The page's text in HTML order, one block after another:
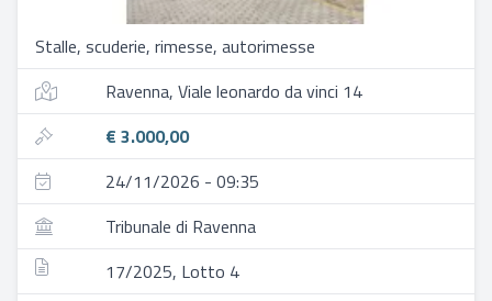
Stalle, scuderie, rimesse, autorimesse
Ravenna, Viale leonardo da vinci 14
€ 3.000,00
24/11/2026 - 09:35
Tribunale di Ravenna
17/2025, Lotto 4